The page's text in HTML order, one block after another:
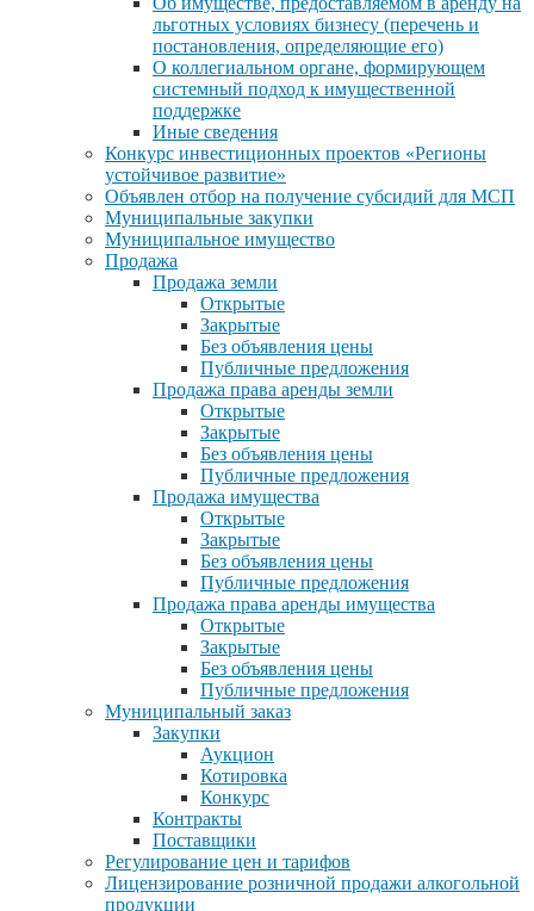
льготных условиях бизнесу (перечень и
постановления, определяющие его)
О коллегиальном органе, формирующем
системный подход к имущественной
поддержке
Иные сведения
Конкурс инвестиционных проектов «Регионы
устойчивое развитие»
Объявлен отбор на получение субсидий для МСП
Муниципальные закупки
Муниципальное имущество
Продажа
Продажа земли
Открытые
Закрытые
Без объявления цены
Публичные предложения
Продажа права аренды земли
Открытые
Закрытые
Без объявления цены
Публичные предложения
Продажа имущества
Открытые
Закрытые
Без объявления цены
Публичные предложения
Продажа права аренды имущества
Открытые
Закрытые
Без объявления цены
Публичные предложения
Муниципальный заказ
Закупки
Аукцион
Котировка
Конкурс
Контракты
Поставщики
Регулирование цен и тарифов
Лицензирование розничной продажи алкогольной
продукции